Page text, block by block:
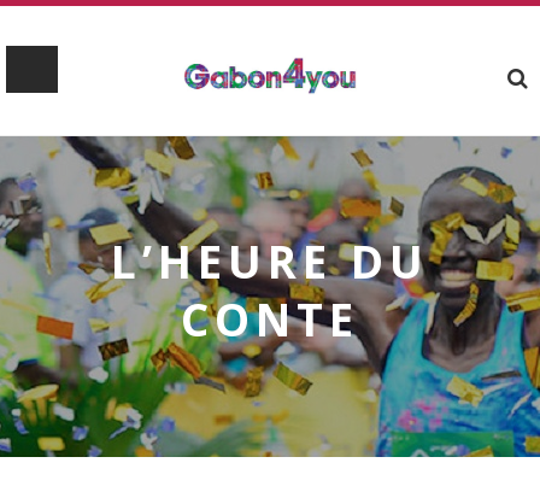
L’HEURE DU
CONTE